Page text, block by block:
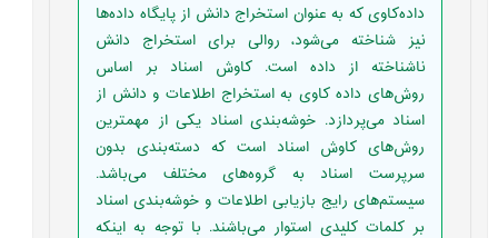
داده‌کاوی که به عنوان استخراج دانش از پایگاه داده‌ها
نیز شناخته می‌شود، روالی برای استخراج دانش
ناشناخته از داده است. کاوش اسناد بر اساس
روش‌های داده کاوی به استخراج اطلاعات و دانش از
اسناد می‌پردازد. خوشه‌بندی اسناد یکی از مهمترین
روش‌های کاوش اسناد است که دسته‌بندی بدون
سرپرست اسناد به گروه‌های مختلف می‌باشد.
سیستم‌های رایج بازیابی اطلاعات و خوشه‌بندی اسناد
بر کلمات کلیدی استوار می‌باشند. با توجه به اینکه